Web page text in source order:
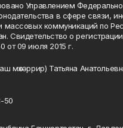
Управлением
в сфере связи,
массовых коммуникаций по
Свидетельство о
от 09 июля 2015 г.
мөхәррир) Татьяна
50